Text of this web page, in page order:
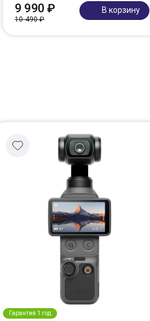
9 990 ₽
10 490 ₽
В корзину
Гарантия 1 год